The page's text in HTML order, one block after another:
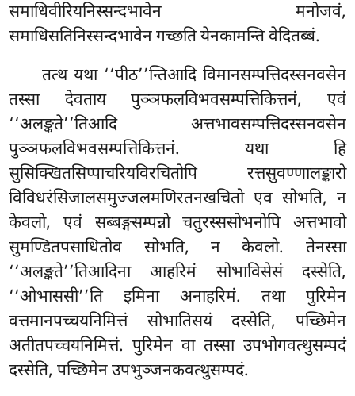
समाधिवीरियनिस्सन्दभावेन मनोजवं,
समाधिसतिनिस्सन्दभावेन गच्छति येनकामन्ति वेदितब्बं.
तत्थ यथा ‘‘पीठ’’न्तिआदि विमानसम्पत्तिदस्सनवसेन
तस्सा देवताय पुञ्ञफलविभवसम्पत्तिकित्तनं, एवं
‘‘अलङ्कते’’तिआदि अत्तभावसम्पत्तिदस्सनवसेन
पुञ्ञफलविभवसम्पत्तिकित्तनं. यथा हि
सुसिक्खितसिप्पाचरियविरचितोपि रत्तसुवण्णालङ्कारो
विविधरंसिजालसमुज्जलमणिरतनखचितो एव सोभति, न
केवलो, एवं सब्बङ्गसम्पन्नो चतुरस्ससोभनोपि अत्तभावो
सुमण्डितपसाधितोव सोभति, न केवलो. तेनस्सा
‘‘अलङ्कते’’तिआदिनाआहरिमं सोभाविसेसं दस्सेति,
‘‘ओभाससी’’ति इमिना अनाहरिमं. तथा पुरिमेन
वत्तमानपच्चयनिमित्तं सोभातिसयं दस्सेति, पच्छिमेन
अतीतपच्चयनिमित्तं. पुरिमेन वा तस्सा उपभोगवत्थुसम्पदं
दस्सेति, पच्छिमेन उपभुञ्जनकवत्थुसम्पदं.